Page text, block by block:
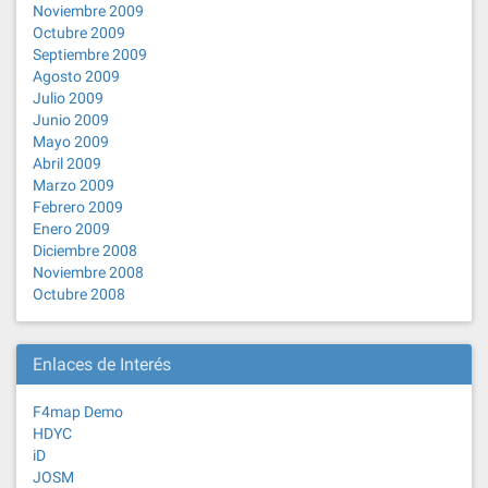
Noviembre 2009
Octubre 2009
Septiembre 2009
Agosto 2009
Julio 2009
Junio 2009
Mayo 2009
Abril 2009
Marzo 2009
Febrero 2009
Enero 2009
Diciembre 2008
Noviembre 2008
Octubre 2008
Enlaces de Interés
F4map Demo
HDYC
iD
JOSM